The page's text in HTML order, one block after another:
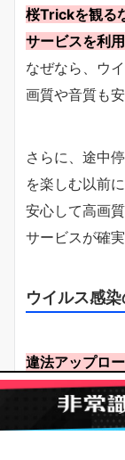
桜Trickを観る
サービスを利用
なぜなら、ウ
画質や音質も
さらに、途中
を楽しむ以前
安心して高画
サービスが確実
ウイルス感
違法アップロ
やすく危険で
偽広告や不審